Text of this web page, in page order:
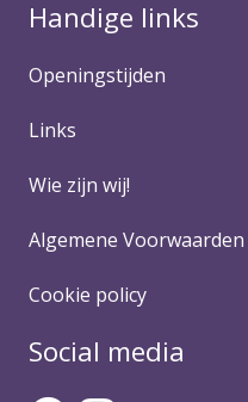
Handige links
Openingstijden
Links
Wie zijn wij!
Algemene Voorwaarden
Cookie policy
Social media